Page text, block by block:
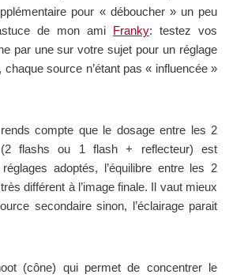
pour « déboucher » un peu
de mon ami Franky: testez vos
par une sur votre sujet pour un réglage
source n’étant pas « influencée »
compte que le dosage entre les 2
(2 flashs ou 1 flash + reflecteur) est
adoptés, l’équilibre entre les 2
différent à l’image finale. Il vaut mieux
secondaire sinon, l’éclairage parait
(cône) qui permet de concentrer le